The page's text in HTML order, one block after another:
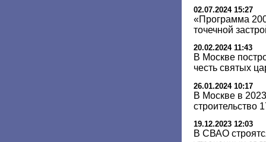
02.07.2024 15:27
«Программа
точечной
20.02.2024 11:43
В Москве
честь святых
26.01.2024 10:17
В Москве в
строительство
19.12.2023 12:03
В СВАО